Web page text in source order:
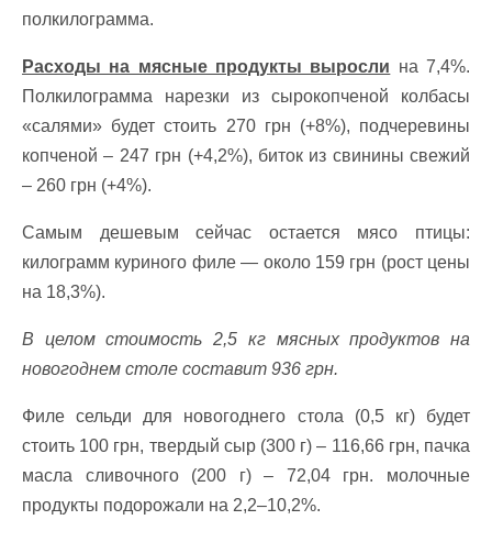
полкилограмма.
Расходы на мясные продукты выросли на 7,4%.
Полкилограмма нарезки из сырокопченой колбасы
«салями» будет стоить 270 грн (+8%), подчеревины
копченой – 247 грн (+4,2%), биток из свинины свежий
– 260 грн (+4%).
Самым дешевым сейчас остается мясо птицы:
килограмм куриного филе — около 159 грн (рост цены
на 18,3%).
В целом стоимость 2,5 кг мясных продуктов на
новогоднем столе составит 936 грн.
Филе сельди для новогоднего стола (0,5 кг) будет
стоить 100 грн, твердый сыр (300 г) – 116,66 грн, пачка
масла сливочного (200 г) – 72,04 грн. молочные
продукты подорожали на 2,2–10,2%.